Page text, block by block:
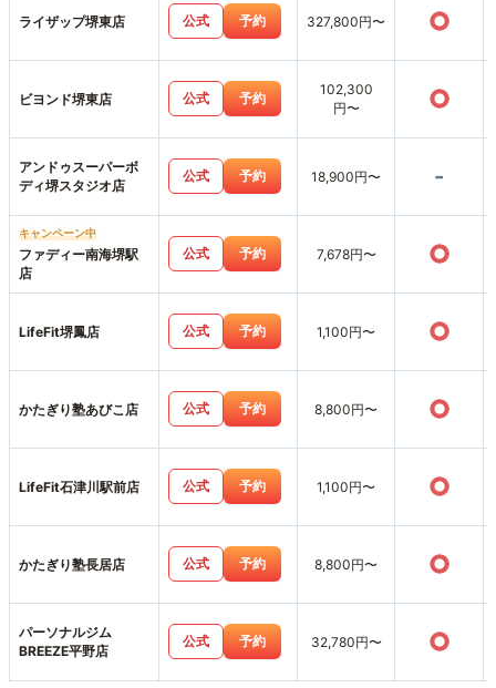
ライザップ堺東店 公式 予約 327,800円〜 ○
ビヨンド堺東店 公式 予約
102,300
円〜
○
アンドゥスーパーボ
ディ堺スタジオ店
公式 予約 18,900円〜 -
キャンペーン中
ファディー南海堺駅
店
公式 予約 7,678円〜 ○
LifeFit堺鳳店 公式 予約 1,100円〜 ○
かたぎり塾あびこ店 公式 予約 8,800円〜 ○
LifeFit石津川駅前店 公式 予約 1,100円〜 ○
かたぎり塾長居店 公式 予約 8,800円〜 ○
パーソナルジム
BREEZE平野店
公式 予約 32,780円〜 ○